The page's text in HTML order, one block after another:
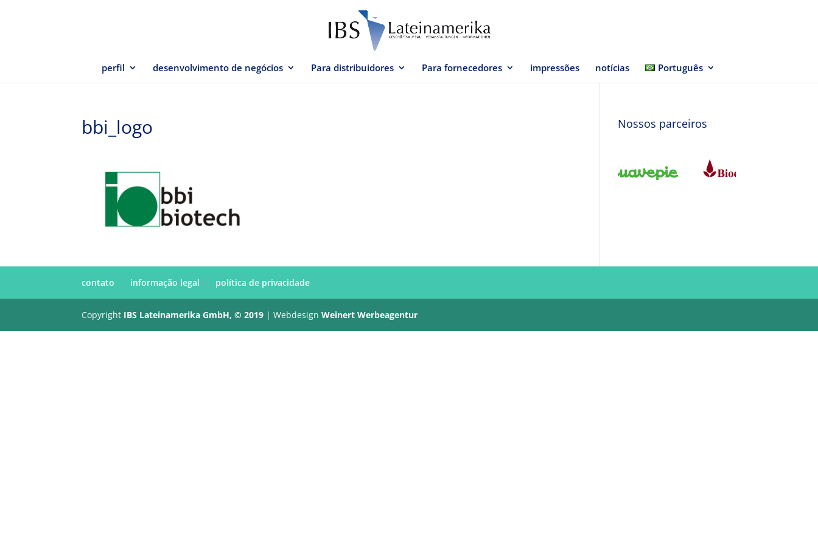
perfil desenvolvimento de negócios Para distribuidores Para fornecedores impressões notícias Português
bbi_logo Nossos parceiros
contato informação legal política de privacidade
Copyright IBS Lateinamerika GmbH, © 2019 | WebdesignWeinert Werbeagentur